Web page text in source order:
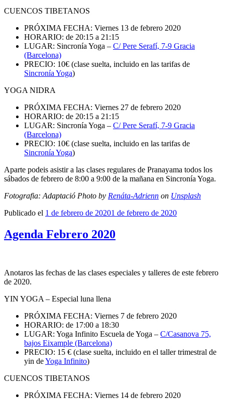
CUENCOS TIBETANOS
PRÓXIMA FECHA: Viernes 13 de febrero 2020
HORARIO: de 20:15 a 21:15
LUGAR: Sincronía Yoga – C/ Pere Serafí, 7-9 Gracia
(Barcelona)
PRECIO: 10€ (clase suelta, incluido en las tarifas de
Sincronía Yoga)
YOGA NIDRA
PRÓXIMA FECHA: Viernes 27 de febrero 2020
HORARIO: de 20:15 a 21:15
LUGAR: Sincronía Yoga – C/ Pere Serafí, 7-9 Gracia
(Barcelona)
PRECIO: 10€ (clase suelta, incluido en las tarifas de
Sincronía Yoga)
Aparte podeis asistir a las clases regulares de Pranayama todos los
sábados de febrero de 8:00 a 9:00 de la mañana en Sincronía Yoga.
Fotografia: Adaptació Photo by Renáta-Adrienn on Unsplash
Publicado el 1 de febrero de 20201 de febrero de 2020
Agenda Febrero 2020
Anotaros las fechas de las clases especiales y talleres de este febrero
de 2020.
YIN YOGA – Especial luna llena
PRÓXIMA FECHA: Viernes 7 de febrero 2020
HORARIO: de 17:00 a 18:30
LUGAR: Yoga Infinito Escuela de Yoga – C/Casanova 75,
bajos Eixample (Barcelona)
PRECIO: 15 € (clase suelta, incluido en el taller trimestral de
yin deYoga Infinito)
CUENCOS TIBETANOS
PRÓXIMA FECHA: Viernes 14 de febrero 2020